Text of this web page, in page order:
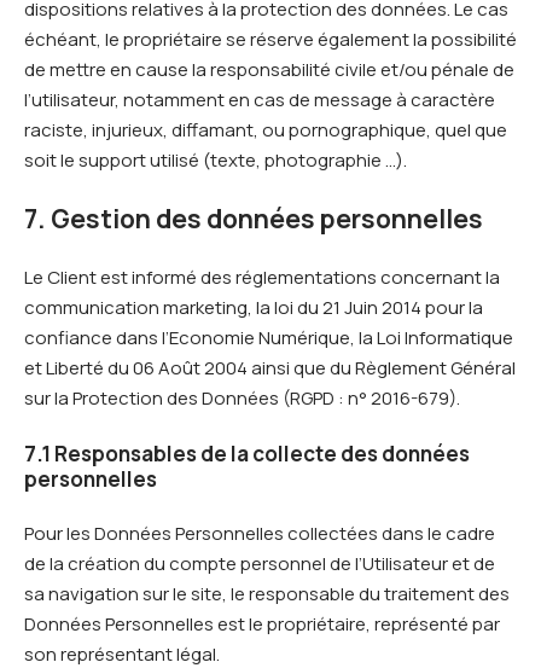
dispositions relatives à la protection des données. Le cas
échéant, le propriétaire se réserve également la possibilité
de mettre en cause la responsabilité civile et/ou pénale de
l’utilisateur, notamment en cas de message à caractère
raciste, injurieux, diffamant, ou pornographique, quel que
soit le support utilisé (texte, photographie …).
7. Gestion des données personnelles
Le Client est informé des réglementations concernant la
communication marketing, la loi du 21 Juin 2014 pour la
confiance dans l’Economie Numérique, la Loi Informatique
et Liberté du 06 Août 2004 ainsi que du Règlement Général
sur la Protection des Données (RGPD : n° 2016-679).
7.1 Responsables de la collecte des données
personnelles
Pour les Données Personnelles collectées dans le cadre
de la création du compte personnel de l’Utilisateur et de
sa navigation sur le site, le responsable du traitement des
Données Personnelles est le propriétaire, représenté par
son représentant légal.